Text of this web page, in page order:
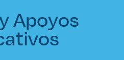
Apoyos